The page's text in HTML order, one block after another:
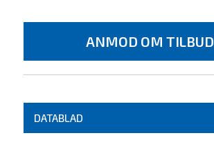
ANMOD OM TILBUD
DATABLAD